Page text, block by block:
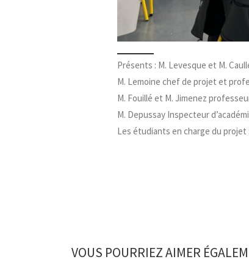
Présents : M. Levesque et M.
M. Lemoine chef de projet et
M. Fouillé et M. Jimenez
M. Depussay Inspecteur
Les étudiants en charge du projet
VOUS POURRIEZ AIMER